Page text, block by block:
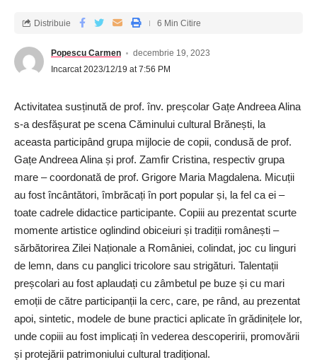
Popescu Carmen
decembrie 19, 2023
Incarcat 2023/12/19 at 7:56 PM
Distribuie 6 Min Citire
Activitatea susținută de prof. înv. preșcolar Gațe Andreea Alina
s-a desfășurat pe scena Căminului cultural Brănești, la
aceasta participând grupa mijlocie de copii, condusă de prof.
Gațe Andreea Alina și prof. Zamfir Cristina, respectiv grupa
mare – coordonată de prof. Grigore Maria Magdalena. Micuții
au fost încântători, îmbrăcați în port popular și, la fel ca ei –
toate cadrele didactice participante. Copiii au prezentat scurte
momente artistice oglindind obiceiuri și tradiții românești –
sărbătorirea Zilei Naționale a României, colindat, joc cu linguri
de lemn, dans cu panglici tricolore sau strigături. Talentații
preșcolari au fost aplaudați cu zâmbetul pe buze și cu mari
emoții de către participanții la cerc, care, pe rând, au prezentat
apoi, sintetic, modele de bune practici aplicate în grădinițele lor,
unde copiii au fost implicați în vederea descoperirii, promovării
și protejării patrimoniului cultural tradițional.